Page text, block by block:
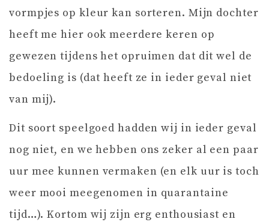
vormpjes op kleur kan sorteren. Mijn dochter
heeft me hier ook meerdere keren op
gewezen tijdens het opruimen dat dit wel de
bedoeling is (dat heeft ze in ieder geval niet
van mij).
Dit soort speelgoed hadden wij in ieder geval
nog niet, en we hebben ons zeker al een paar
uur mee kunnen vermaken (en elk uur is toch
weer mooi meegenomen in quarantaine
tijd…). Kortom wij zijn erg enthousiast en